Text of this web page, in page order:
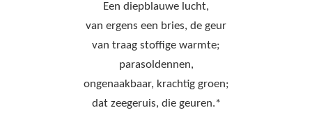
Een diepblauwe lucht,
van ergens een bries, de geur
van traag stoffige warmte;
parasoldennen,
ongenaakbaar, krachtig groen;
dat zeegeruis, die geuren.*